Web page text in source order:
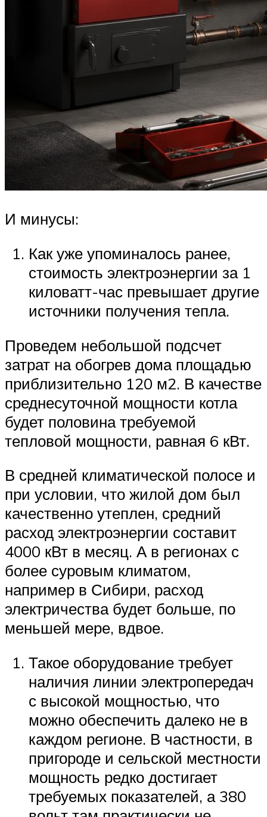
И минусы:
Как уже упоминалось ранее,
стоимость электроэнергии за 1
киловатт-час превышает другие
источники получения тепла.
Проведем небольшой подсчет
затрат на обогрев дома площадью
приблизительно 120 м2. В качестве
среднесуточной мощности котла
будет половина требуемой
тепловой мощности, равная 6 кВт.
В средней климатической полосе и
при условии, что жилой дом был
качественно утеплен, средний
расход электроэнергии составит
4000 кВт в месяц. А в регионах с
более суровым климатом,
например в Сибири, расход
электричества будет больше, по
меньшей мере, вдвое.
Такое оборудование требует
наличия линии электропередач
с высокой мощностью, что
можно обеспечить далеко не в
каждом регионе. В частности, в
пригороде и сельской местности
мощность редко достигает
требуемых показателей, а 380